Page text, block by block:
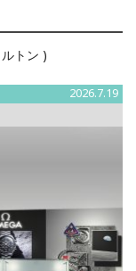
トン )
2026.7.19